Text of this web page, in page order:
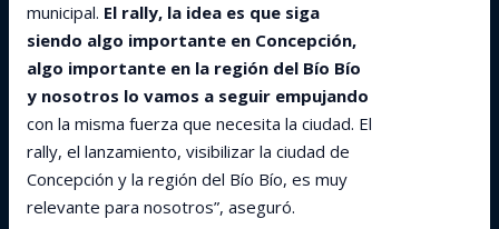
municipal. El rally, la idea es que siga
siendo algo importante en Concepción,
algo importante en la región del Bío Bío
y nosotros lo vamos a seguir empujando
con la misma fuerza que necesita la ciudad. El
rally, el lanzamiento, visibilizar la ciudad de
Concepción y la región del Bío Bío, es muy
relevante para nosotros”, aseguró.